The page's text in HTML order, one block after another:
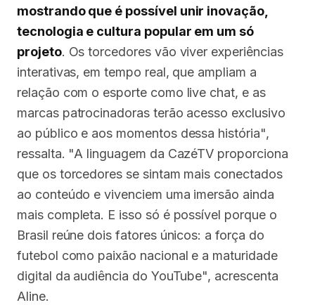
mostrando que é possível unir inovação,
tecnologia e cultura popular em um só
projeto. Os torcedores vão viver experiências
interativas, em tempo real, que ampliam a
relação com o esporte como live chat, e as
marcas patrocinadoras terão acesso exclusivo
ao público e aos momentos dessa história",
ressalta. "A linguagem da CazéTV proporciona
que os torcedores se sintam mais conectados
ao conteúdo e vivenciem uma imersão ainda
mais completa. E isso só é possível porque o
Brasil reúne dois fatores únicos: a força do
futebol como paixão nacional e a maturidade
digital da audiência do YouTube", acrescenta
Aline.